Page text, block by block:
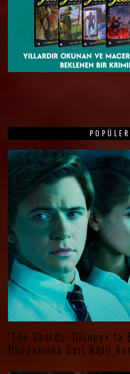
‘The Shards’
Dünyasında Seri Katil